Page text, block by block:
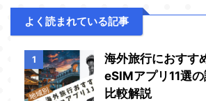
よく読まれている記事
1
海外旅行におすす
eSIMアプリ11選
比較解説